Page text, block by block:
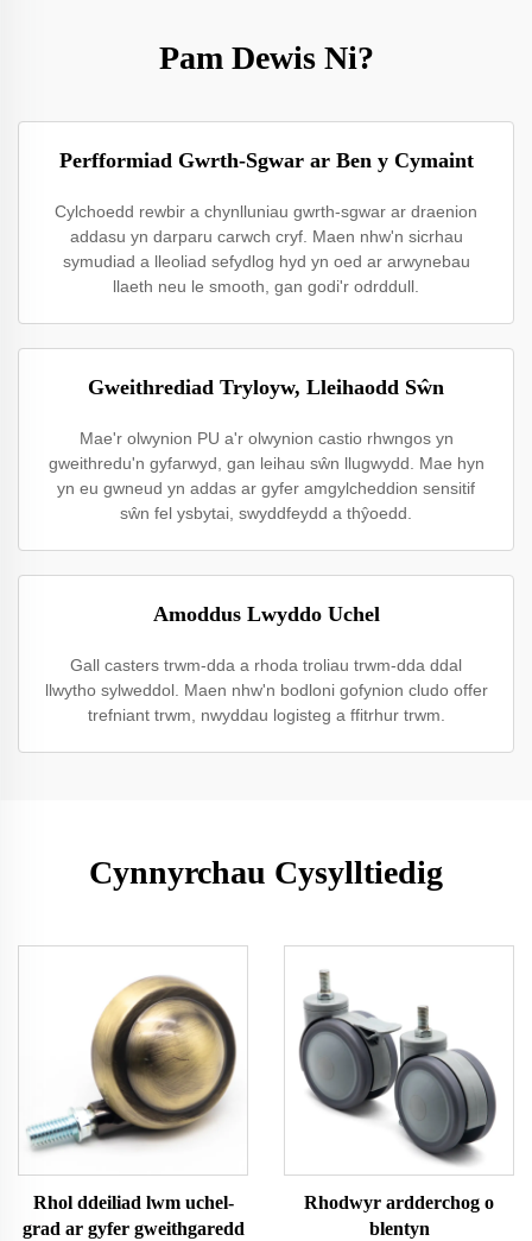
Pam Dewis Ni?
Perfformiad Gwrth-Sgwar ar Ben y Cymaint
Cylchoedd rewbir a chynlluniau gwrth-sgwar ar draenion
addasu yn darparu carwch cryf. Maen nhw'n sicrhau
symudiad a lleoliad sefydlog hyd yn oed ar arwynebau
llaeth neu le smooth, gan godi'r odrddull.
Gweithrediad Tryloyw, Lleihaodd Sŵn
Mae'r olwynion PU a'r olwynion castio rhwngos yn
gweithredu'n gyfarwyd, gan leihau sŵn llugwydd. Mae hyn
yn eu gwneud yn addas ar gyfer amgylcheddion sensitif
sŵn fel ysbytai, swyddfeydd a thŷoedd.
Amoddus Lwyddo Uchel
Gall casters trwm-dda a rhoda troliau trwm-dda ddal
llwytho sylweddol. Maen nhw'n bodloni gofynion cludo offer
trefniant trwm, nwyddau logisteg a ffitrhur trwm.
Cynnyrchau Cysylltiedig
Rhol ddeiliad lwm uchel-
grad ar gyfer gweithgaredd
Rhodwyr ardderchog o
blentyn